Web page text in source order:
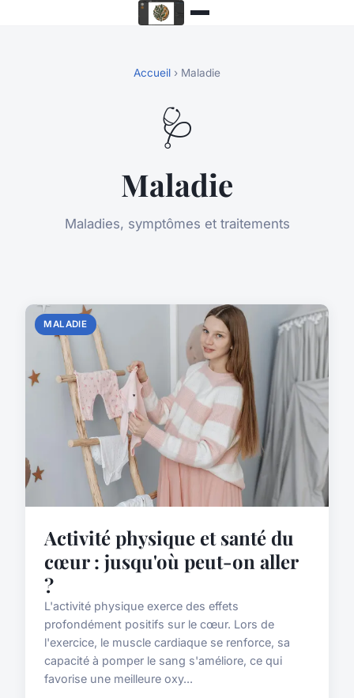
Accueil › Maladie
🩺
Maladie
Maladies, symptômes et traitements
MALADIE
Activité physique et santé du
cœur : jusqu'où peut-on aller
?
L'activité physique exerce des effets
profondément positifs sur le cœur. Lors de
l'exercice, le muscle cardiaque se renforce, sa
capacité à pomper le sang s'améliore, ce qui
favorise une meilleure oxy...